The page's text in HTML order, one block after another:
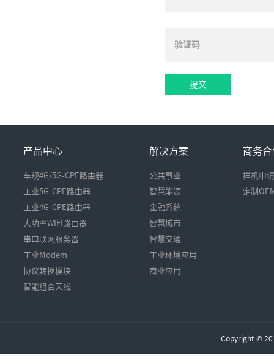
验证码
产品中心
车规4G/5G-CPE路由器
工业5G-CPE路由器
工业4G-CPE路由器
大功率WIFI路由器
串口联网服务器
工业Modem
协议转换模块
智能组合天线
解决方案
公共事业
智慧能源
金融系统
智慧城市
智慧交通
工业环境应用
商业应用
商务合
样机申请
定制
Copyright ©